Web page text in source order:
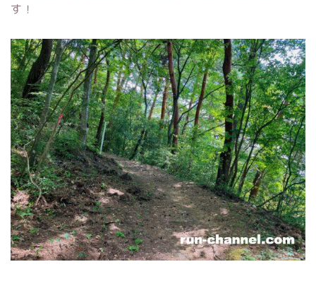
す！